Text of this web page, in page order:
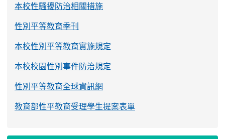
本校性騷擾防治相關措施
性別平等教育季刊
本校性別平等教育實施規定
本校校園性別事件防治規定
性別平等教育全球資訊網
教育部性平教育受理學生提案表單